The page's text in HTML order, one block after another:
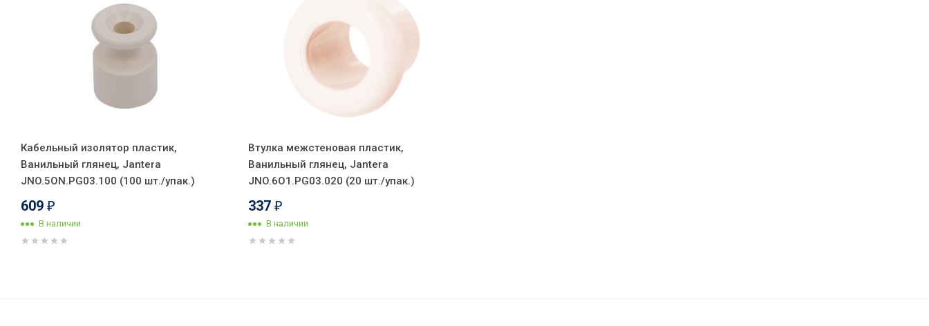
Кабельный изолятор пластик,
Ванильный глянец, Jantera
JNO.5ON.PG03.100 (100 шт./упак.)
609 ₽
В наличии
Втулка межстеновая пластик,
Ванильный глянец, Jantera
JNO.6O1.PG03.020 (20 шт./упак.)
337 ₽
В наличии